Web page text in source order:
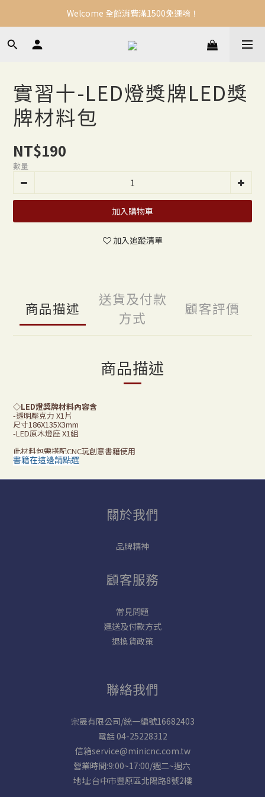
Welcome 全館消費滿1500免運唷！
實習十-LED燈獎牌LED獎
牌材料包
NT$190
數量
加入購物車
加入追蹤清單
商品描述
送貨及付款
方式
顧客評價
商品描述
◇LED燈獎牌材料內容含
-透明壓克力 X1片
尺寸186X135X3mm
-LED原木燈座 X1組
此材料包需搭配CNC玩創意書籍使用
書籍在這邊請點選
關於我們
品牌精神
顧客服務
常見問題
運送及付款方式
退換貨政策
聯絡我們
宗晟有限公司/統一編號16682403
電話 04-25228312
信箱service@minicnc.com.tw
營業時間:9:00~17:00/週二~週六
地址:台中市豐原區北陽路8號2樓